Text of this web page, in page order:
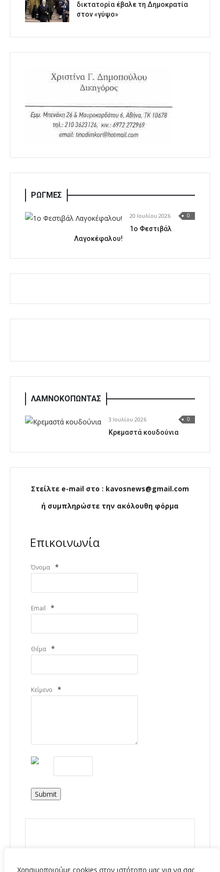
Χρησιμοποιούμε cookies στον ιστότοπο μας για να σας
δικτατορία έβαλε τη Δημοκρατία
στον «γύψο»
ΡΩΓΜΕΣ
20 Ιουλίου 2026 0
1o Φεστιβάλ
Λαγοκέφαλου!
ΛΑΜΝΟΚΟΠΩΝΤΑΣ
3 Ιουλίου 2026 0
Κρεμαστά κουδούνια
Στείλτε e-mail στο : kavosnews@gmail.com
ή συμπληρώστε την ακόλουθη φόρμα
Επικοινωνία
Όνομα *
Email *
Θέμα *
Κείμενο *
Submit